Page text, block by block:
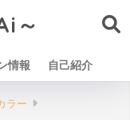
～
情報 自己紹介
ラー